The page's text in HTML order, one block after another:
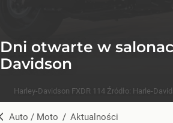
Dni otwarte w
Davidson
Harley-Davidson FXDR 114 Źródło: Harle-
Auto / Moto / Aktualności